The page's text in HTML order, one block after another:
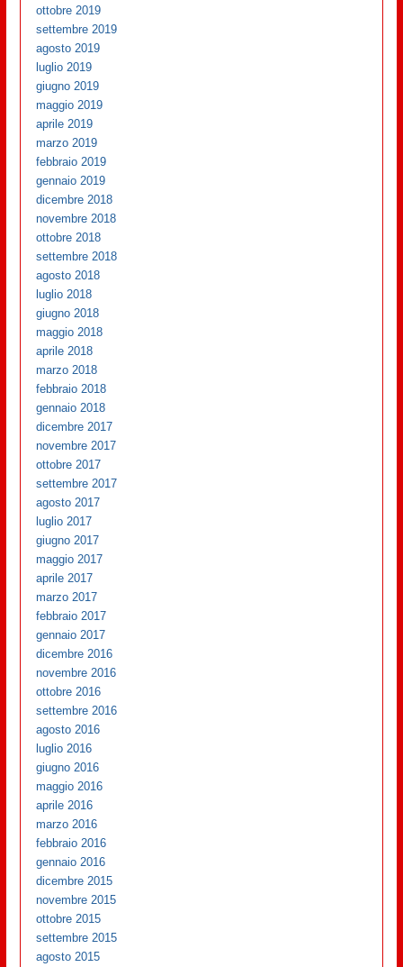
ottobre 2019
settembre 2019
agosto 2019
luglio 2019
giugno 2019
maggio 2019
aprile 2019
marzo 2019
febbraio 2019
gennaio 2019
dicembre 2018
novembre 2018
ottobre 2018
settembre 2018
agosto 2018
luglio 2018
giugno 2018
maggio 2018
aprile 2018
marzo 2018
febbraio 2018
gennaio 2018
dicembre 2017
novembre 2017
ottobre 2017
settembre 2017
agosto 2017
luglio 2017
giugno 2017
maggio 2017
aprile 2017
marzo 2017
febbraio 2017
gennaio 2017
dicembre 2016
novembre 2016
ottobre 2016
settembre 2016
agosto 2016
luglio 2016
giugno 2016
maggio 2016
aprile 2016
marzo 2016
febbraio 2016
gennaio 2016
dicembre 2015
novembre 2015
ottobre 2015
settembre 2015
agosto 2015